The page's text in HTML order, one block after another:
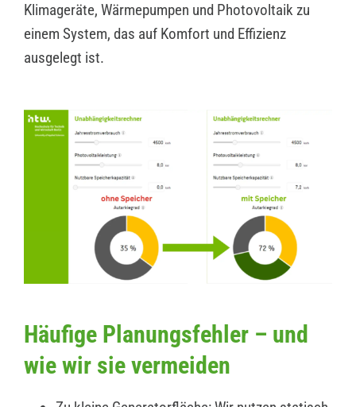
Klimageräte, Wärmepumpen und Photovoltaik zu
einem System, das auf Komfort und Effizienz
ausgelegt ist.
Häufige Planungsfehler – und
wie wir sie vermeiden